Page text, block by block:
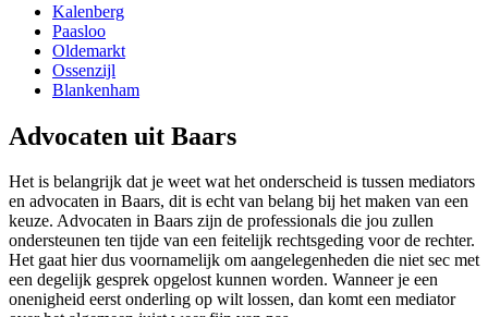
Kalenberg
Paasloo
Oldemarkt
Ossenzijl
Blankenham
Advocaten uit Baars
Het is belangrijk dat je weet wat het onderscheid is tussen mediators
en advocaten in Baars, dit is echt van belang bij het maken van een
keuze. Advocaten in Baars zijn de professionals die jou zullen
ondersteunen ten tijde van een feitelijk rechtsgeding voor de rechter.
Het gaat hier dus voornamelijk om aangelegenheden die niet sec met
een degelijk gesprek opgelost kunnen worden. Wanneer je een
onenigheid eerst onderling op wilt lossen, dan komt een mediator